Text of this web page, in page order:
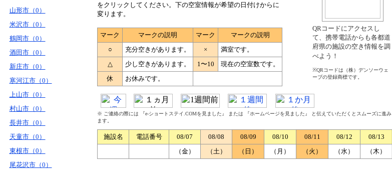
山形市（0）
米沢市（0）
鶴岡市（0）
酒田市（0）
新庄市（0）
寒河江市（0）
上山市（0）
村山市（0）
長井市（0）
天童市（0）
東根市（0）
尾花沢市（0）
をクリックしてください。下の空室情報が希望の日付けからに
変ります。
マーク マークの説明 マーク
マークの説明
○
充分空きがあります。 ×
満室です。
△
少し空きがあります。 1〜10
現在の空室数です。
休
お休みです。
QRコードにアクセスし
て、携帯電話からも各都道
府県の施設の空き情報を調
べよう！
※QRコードは（株）デンソーウェ
ーブの登録商標です。
※ ご連絡の際には 『e-ショートステイ.COMを見ました』 または 『ホームページを見ました』 と伝えていただくとスムーズに進み
ます。
施設名 電話番号 08/07 08/08 08/09 08/10 08/11 08/12
08/13
（金）
（土） （日） （月） （火） （水） （木）